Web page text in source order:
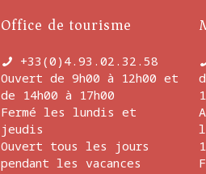
Office de tourisme
+33(0)4.93.02.32.58
Ouvert de 9h00 à 12h00 et
de 14h00 à 17h00
Fermé les lundis et
jeudis
Ouvert tous les jours
pendant les vacances